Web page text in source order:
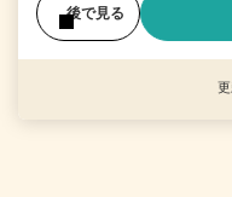
後で見る